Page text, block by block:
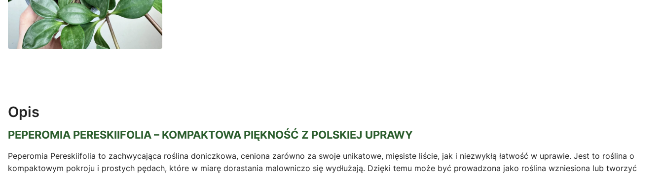
Opis
PEPEROMIA PERESKIIFOLIA – KOMPAKTOWA PIĘKNOŚĆ Z POLSKIEJ UPRAWY
Peperomia Pereskiifolia to zachwycająca roślina doniczkowa, ceniona zarówno za swoje unikatowe, mięsiste liście, jak i niezwykłą łatwość w uprawie. Jest to roślina o
kompaktowym pokroju i prostych pędach, które w miarę dorastania malowniczo się wydłużają. Dzięki temu może być prowadzona jako roślina wzniesiona lub tworzyć